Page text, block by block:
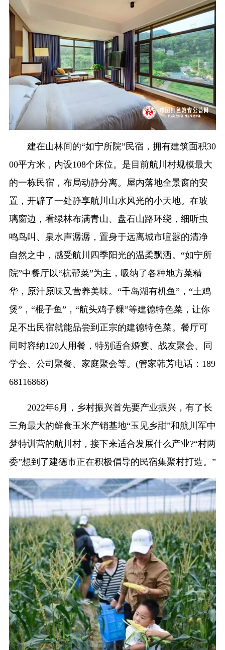
建在山林间的“如宁所院”民宿，拥有建筑面积30
00平方米，内设108个床位。是目前航川村规模最大
的一栋民宿，布局动静分离。屋内落地全景窗的安
置，开辟了一处静享航川山水风光的小天地。在玻
璃窗边，看绿林布满青山、盘石山路环绕，细听虫
鸣鸟叫、泉水声潺潺，置身于远离城市喧嚣的清净
自然之中，感受航川四季阳光的温柔飘洒。“如宁所
院”中餐厅以“杭帮菜”为主，吸纳了各种地方菜精
华，原汁原味又营养美味。“千岛湖有机鱼”，“土鸡
煲”，“棍子鱼”，“航头鸡子粿”等建德特色菜，让你
足不出民宿就能品尝到正宗的建德特色菜。餐厅可
同时容纳120人用餐，特别适合婚宴、战友聚会、同
学会、公司聚餐、家庭聚会等。(管家韩芳电话：189
68116868)
2022年6月，乡村振兴首先要产业振兴，有了长
三角最大的鲜食玉米产销基地“玉见乡甜”和航川军中
梦特训营的航川村，接下来适合发展什么产业?“村两
委”想到了建德市正在积极倡导的民宿集聚村打造。”